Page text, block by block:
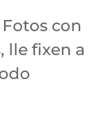
con
lle fixen a